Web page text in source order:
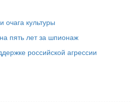
культуры
пять лет за шпионаж
российской агрессии